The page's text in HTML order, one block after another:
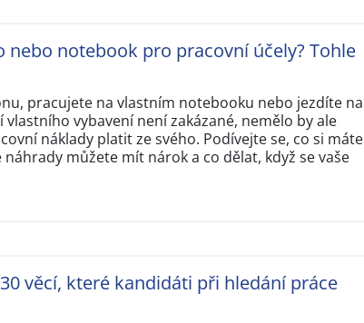
nebo notebook pro pracovní účely? Tohle
pracujete na vlastním notebooku nebo jezdíte na
vybavení není zakázané, nemělo by ale
náklady platit ze svého. Podívejte se, co si máte
můžete mít nárok a co dělat, když se vaše
věcí, které kandidáti při hledání práce